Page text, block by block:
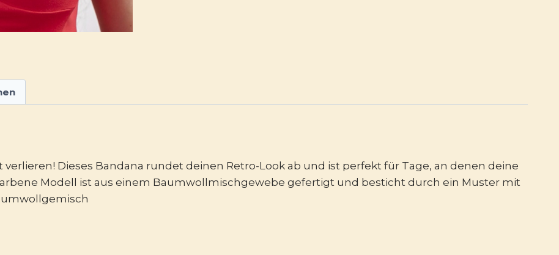
Dieses Bandana rundet deinen Retro-Look ab und ist perfekt für Tage, an denen deine
Modell ist aus einem Baumwollmischgewebe gefertigt und besticht durch ein Muster mit